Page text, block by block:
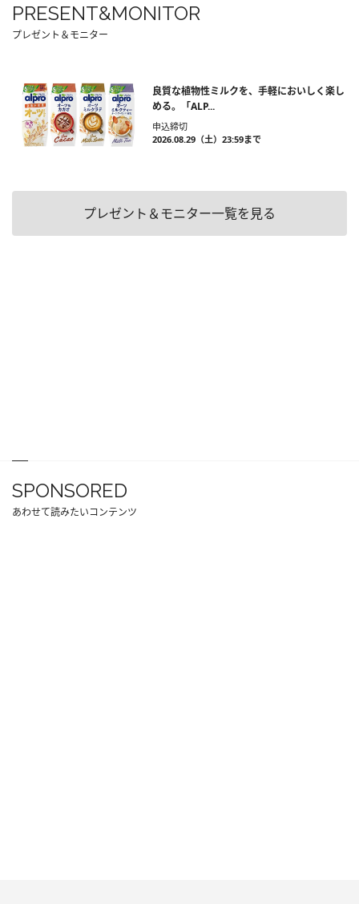
PRESENT&MONITOR
プレゼント＆モニター
良質な植物性ミルクを、手軽においしく楽し
める。「ALP...
申込締切
2026.08.29（土）23:59まで
プレゼント＆モニター一覧を見る
SPONSORED
あわせて読みたいコンテンツ